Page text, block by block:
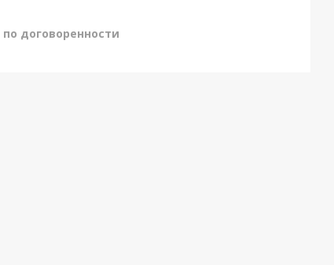
по договоренности